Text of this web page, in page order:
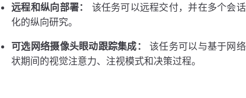
远程和纵向部署：
该任务可以远程交付，并在多个会
化的纵向研究。
可选网络摄像头眼动跟踪集成：
该任务可以与基于网
状期间的视觉注意力、注视模式和决策过程。